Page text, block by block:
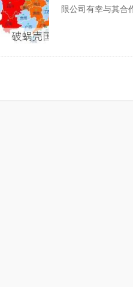
限公司有幸与其合